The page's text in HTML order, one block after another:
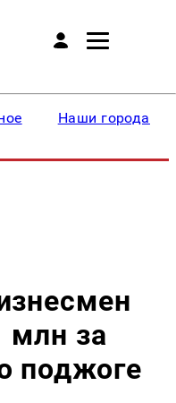
Наши города
млн за
поджоге